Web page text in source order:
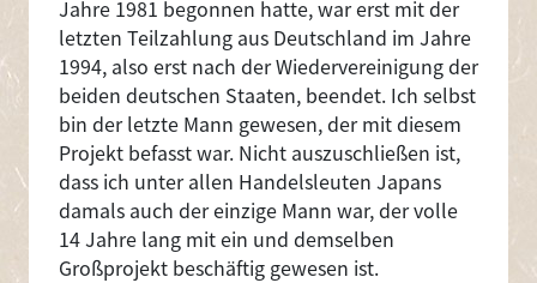
Jahre 1981 begonnen hatte, war erst mit der
letzten Teilzahlung aus Deutschland im Jahre
1994, also erst nach der Wiedervereinigung der
beiden deutschen Staaten, beendet. Ich selbst
bin der letzte Mann gewesen, der mit diesem
Projekt befasst war. Nicht auszuschließen ist,
dass ich unter allen Handelsleuten Japans
damals auch der einzige Mann war, der volle
14 Jahre lang mit ein und demselben
Großprojekt beschäftig gewesen ist.